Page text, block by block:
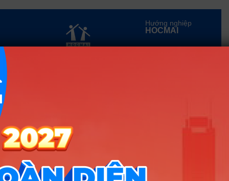
Hướng nghiệp
HOCMAI
Công cụ
Trắc nghiệm MBTI